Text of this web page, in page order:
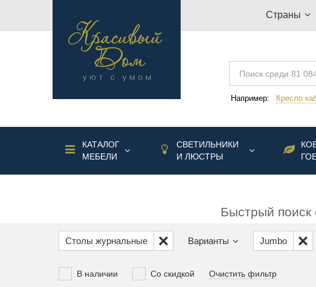
Страны
Например: Кресло
КАТАЛОГ
МЕБЕЛИ
СВЕТИЛЬНИКИ
И ЛЮСТРЫ
Быстрый поиск
Столы журнальные Варианты Jumbo
Очистить фильтр
Со скидкой
В наличии